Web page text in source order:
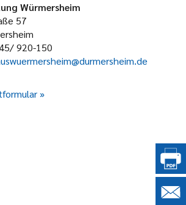
Würmersheim
57
920-150